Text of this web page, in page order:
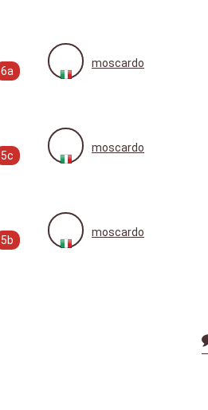
6a
moscardo
5c
moscardo
5b
moscardo